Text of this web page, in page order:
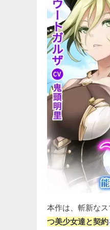
本作は、斬新な
つ美少女達と契約